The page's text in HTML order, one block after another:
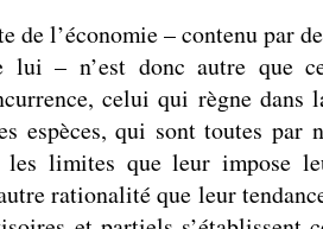
de l’économie – contenu par
lui – n’est donc autre que
celui qui règne dans
espèces, qui sont toutes par
les limites que leur impose
rationalité que leur